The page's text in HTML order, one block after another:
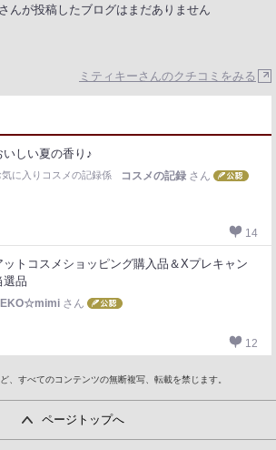
んが投稿したブログはまだありません
ミティキーさんのクチコミをみる
いしい夏の香り♪
気に入りコスメの記録係 コスメの記録 さん
14
ットコスメショッピング購入品＆Xプレキャン
選品
さん
12
、すべてのコンテンツの無断複写、転載を禁じます。
ページトップへ